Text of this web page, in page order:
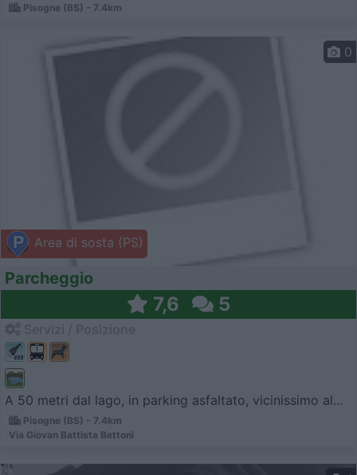
Pisogne (BS) - 7.4km
Area di sosta (PS)
0
Parcheggio
7,6 5
A 50 metri dal lago, in parking asfaltato, vicinissimo al...
Pisogne (BS) - 7.4km
Via Giovan Battista Bettoni